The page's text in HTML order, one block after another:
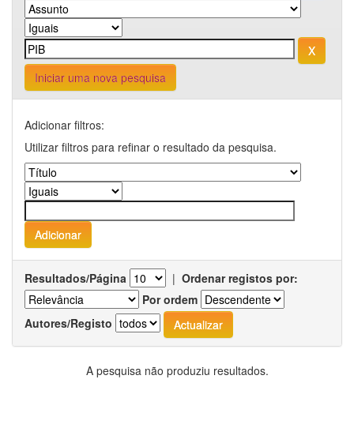
Iniciar uma nova pesquisa
Adicionar filtros:
Utilizar filtros para refinar o resultado da pesquisa.
Resultados/Página | Ordenar registos por:
Por ordem
Autores/Registo
A pesquisa não produziu resultados.